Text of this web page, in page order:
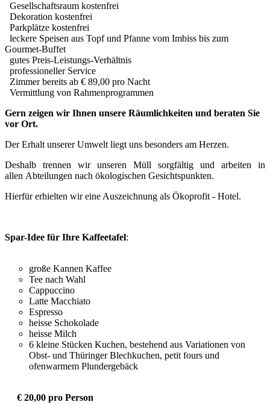
Gesellschaftsraum kostenfrei
Dekoration kostenfrei
Parkplätze kostenfrei
leckere Speisen aus Topf und Pfanne vom Imbiss bis zum
Gourmet-Buffet
gutes Preis-Leistungs-Verhältnis
professioneller Service
Zimmer bereits ab € 89,00 pro Nacht
Vermittlung von Rahmenprogrammen
Gern zeigen wir Ihnen unsere Räumlichkeiten und beraten Sie
vor Ort.
Der Erhalt unserer Umwelt liegt uns besonders am Herzen.
Deshalb trennen wir unseren Müll sorgfältig und arbeiten in
allen Abteilungen nach ökologischen Gesichtspunkten.
Hierfür erhielten wir eine Auszeichnung als Ökoprofit - Hotel.
Spar-Idee für Ihre Kaffeetafel:
große Kannen Kaffee
Tee nach Wahl
Cappuccino
Latte Macchiato
Espresso
heisse Schokolade
heisse Milch
6 kleine Stücken Kuchen, bestehend aus Variationen von
Obst- und Thüringer Blechkuchen, petit fours und
ofenwarmem Plundergebäck
€ 20,00 pro Person